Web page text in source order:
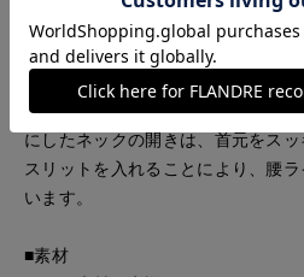
艶のあるコットン生地でお作りし
くれるTシャツ。袖丈は程良い長さ
たくないときにも重宝します。ス
が、大人っぽく落ち着いた印象で
にしたネックの開きは、首元をス
スリットを入れることにより、腰
います。
■素材